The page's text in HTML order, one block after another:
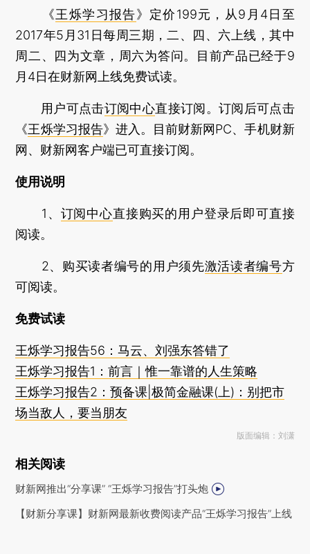
《王烁学习报告》定价199元，从9月4日至
2017年5月31日每周三期，二、四、六上线，其中
周二、四为文章，周六为答问。目前产品已经于9
月4日在财新网上线免费试读。
用户可点击订阅中心直接订阅。订阅后可点击
《王烁学习报告》进入。目前财新网PC、手机财新
网、财新网客户端已可直接订阅。
使用说明
1、 订阅中心直接购买的用户登录后即可直接
阅读。
2、购买读者编号的用户须先激活读者编号方
可阅读。
免费试读
王烁学习报告56：马云、刘强东答错了
王烁学习报告1：前言｜惟一靠谱的人生策略
王烁学习报告2：预备课|极简金融课(上)：别把市
场当敌人，要当朋友
版面编辑：刘潇
相关阅读
财新网推出“分享课” “王烁学习报告”打头炮
【财新分享课】财新网最新收费阅读产品“王烁学习报告”上线